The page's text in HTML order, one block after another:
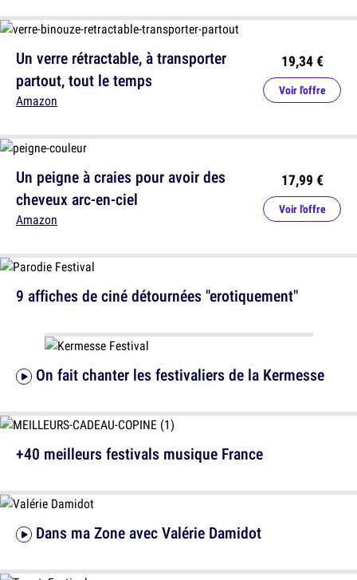
Un verre rétractable, à transporter
partout, tout le temps
Amazon
19,34 €
Voir l'offre
9 affiches de ciné détournées "erotiquement"
+40 meilleurs festivals musique France
Dans ma Zone avec Valérie Damidot
Un peigne à craies pour avoir des
cheveux arc-en-ciel
Amazon
17,99 €
Voir l'offre
On fait chanter les festivaliers de la Kermesse